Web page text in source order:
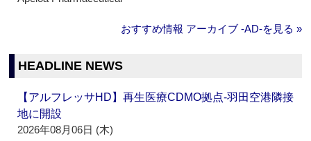
おすすめ情報 アーカイブ ‐AD‐を見る »
HEADLINE NEWS
【アルフレッサHD】再生医療CDMO拠点‐羽田空港隣接
地に開設
2026年08月06日 (木)